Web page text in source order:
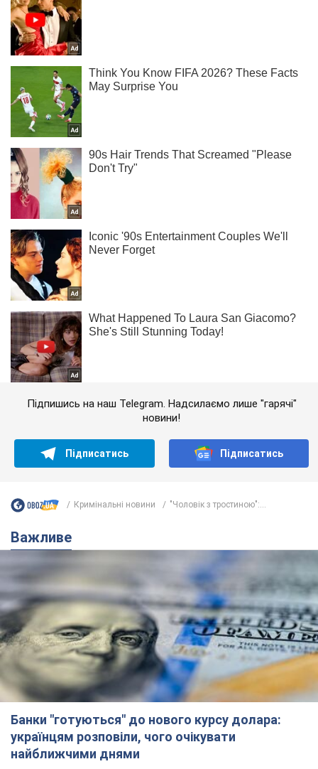
Підпишись на наш Telegram. Надсилаємо лише "гарячі"
новини!
Підписатись Підписатись
Кримінальні новини "Чоловік з тростиною":...
Важливе
Банки "готуються" до нового курсу долара:
українцям розповіли, чого очікувати
найближчими днями